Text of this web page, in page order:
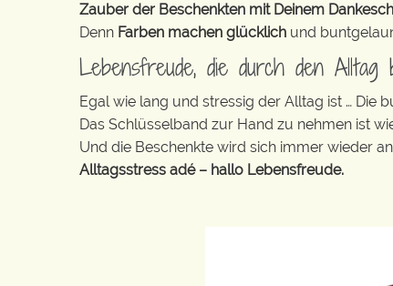
Zauber der Beschenkten mit Deinem
Denn Farben machen glücklich und
Lebensfreude, die durch den Alltag
Egal wie lang und stressig der Alltag ist … Die
Das Schlüsselband zur Hand zu nehmen ist
Und die Beschenkte wird sich immer wieder
Alltagsstress adé – hallo Lebensfreude.